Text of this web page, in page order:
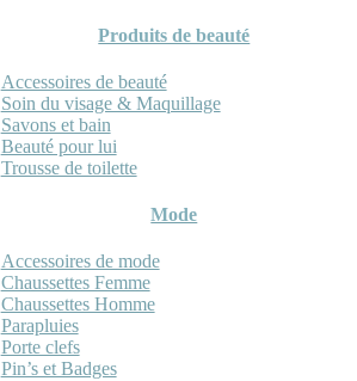
Produits de beauté
Accessoires de beauté
Soin du visage & Maquillage
Savons et bain
Beauté pour lui
Trousse de toilette
Mode
Accessoires de mode
Chaussettes Femme
Chaussettes Homme
Parapluies
Porte clefs
Pin’s et Badges